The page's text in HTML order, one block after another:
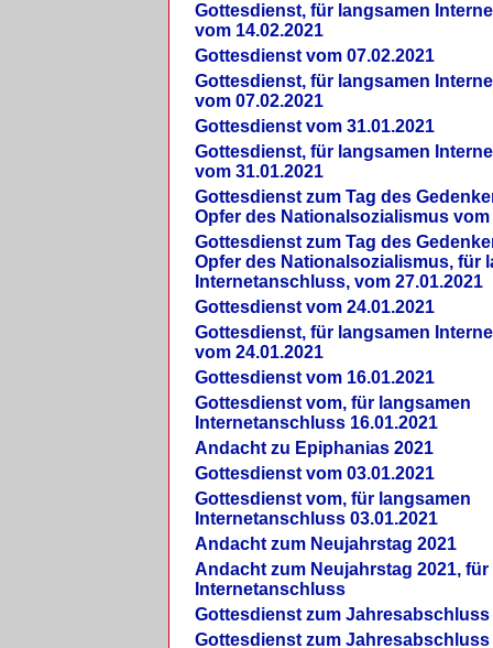
Gottesdienst, für langsamen
vom 14.02.2021
Gottesdienst vom 07.02.2021
Gottesdienst, für langsamen
vom 07.02.2021
Gottesdienst vom 31.01.2021
Gottesdienst, für langsamen
vom 31.01.2021
Gottesdienst zum Tag des
Opfer des Nationalsozialismus vom
Gottesdienst zum Tag des
Opfer des Nationalsozialismus, für
Internetanschluss, vom 27.01.2021
Gottesdienst vom 24.01.2021
Gottesdienst, für langsamen
vom 24.01.2021
Gottesdienst vom 16.01.2021
Gottesdienst vom, für langsamen
Internetanschluss 16.01.2021
Andacht zu Epiphanias 2021
Gottesdienst vom 03.01.2021
Gottesdienst vom, für langsamen
Internetanschluss 03.01.2021
Andacht zum Neujahrstag 2021
Andacht zum Neujahrstag 2021,
Internetanschluss
Gottesdienst zum Jahresabschluss
Gottesdienst zum Jahresabschluss